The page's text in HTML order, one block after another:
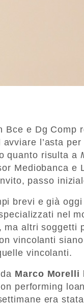
Bce e Dg Comp
l’asta
quanto risulta a
Mediobanca e
passo
brevi e già
nel
ma altri soggetti
vincolanti
vincolanti.
Marco Morelli
performing
era